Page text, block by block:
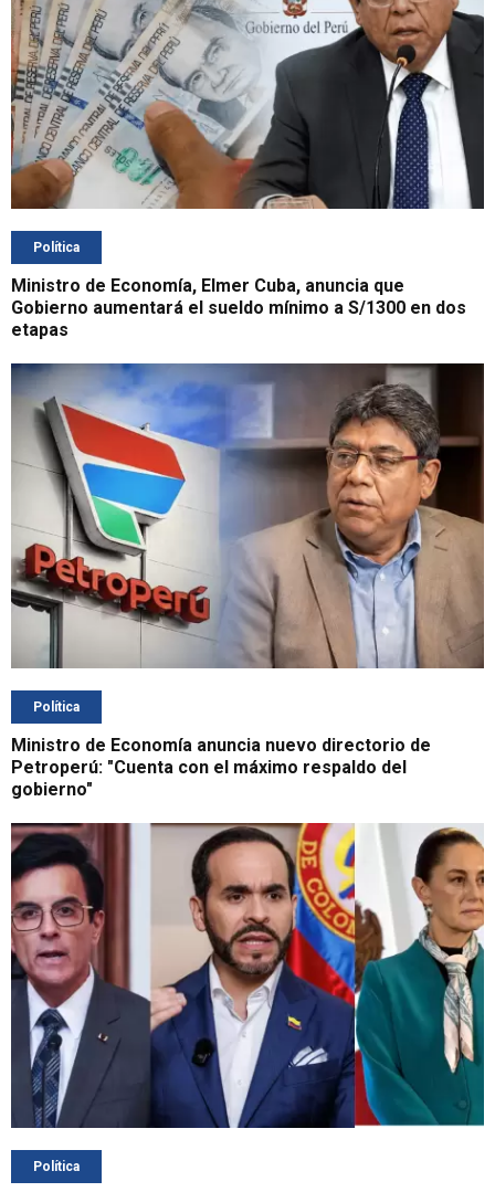
Política
Ministro de Economía, Elmer Cuba, anuncia que
Gobierno aumentará el sueldo mínimo a S/1300 en dos
etapas
Política
Ministro de Economía anuncia nuevo directorio de
Petroperú: "Cuenta con el máximo respaldo del
gobierno"
Política